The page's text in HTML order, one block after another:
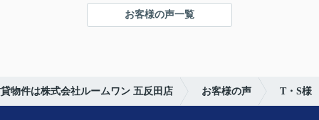
お客様の声一覧
物件は株式会社ルームワン 五反田店 お客様の声 T・S様